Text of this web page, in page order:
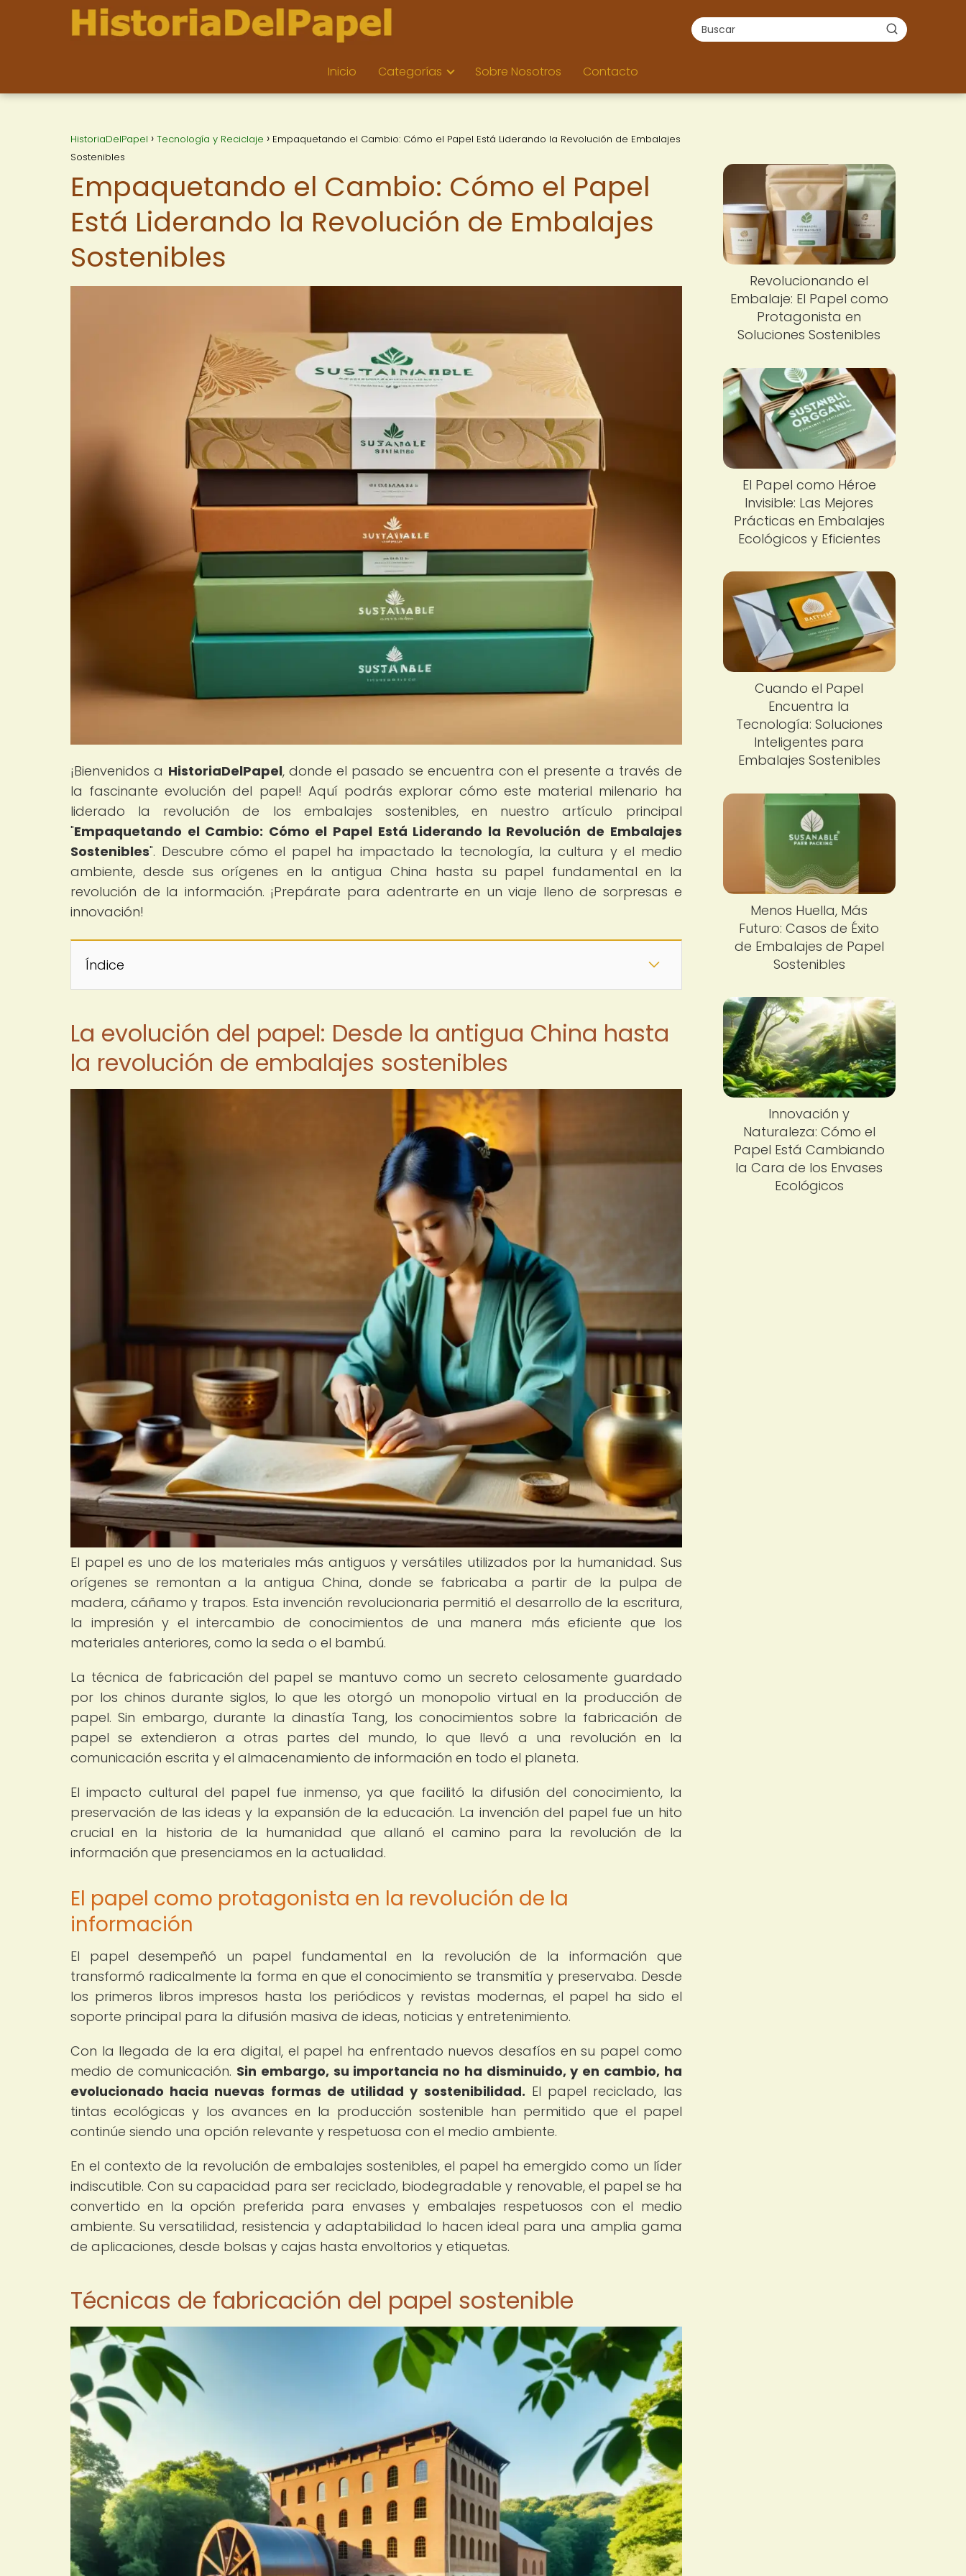
Inicio Categorías Sobre Nosotros Contacto
HistoriaDelPapel Tecnología y Reciclaje
Empaquetando el Cambio: Cómo el Papel Está Liderando la Revolución de Embalajes
Sostenibles
Empaquetando el Cambio: Cómo el Papel
Está Liderando la Revolución de Embalajes
Sostenibles
¡Bienvenidos a HistoriaDelPapel, donde el pasado se encuentra con el presente a través de
la fascinante evolución del papel! Aquí podrás explorar cómo este material milenario ha
liderado la revolución de los embalajes sostenibles, en nuestro artículo principal
"Empaquetando el Cambio: Cómo el Papel Está Liderando la Revolución de Embalajes
Sostenibles". Descubre cómo el papel ha impactado la tecnología, la cultura y el medio
ambiente, desde sus orígenes en la antigua China hasta su papel fundamental en la
revolución de la información. ¡Prepárate para adentrarte en un viaje lleno de sorpresas e
innovación!
Índice
La evolución del papel: Desde la antigua China hasta
la revolución de embalajes sostenibles
El papel es uno de los materiales más antiguos y versátiles utilizados por la humanidad. Sus
orígenes se remontan a la antigua China, donde se fabricaba a partir de la pulpa de
madera, cáñamo y trapos. Esta invención revolucionaria permitió el desarrollo de la escritura,
la impresión y el intercambio de conocimientos de una manera más eficiente que los
materiales anteriores, como la seda o el bambú.
La técnica de fabricación del papel se mantuvo como un secreto celosamente guardado
por los chinos durante siglos, lo que les otorgó un monopolio virtual en la producción de
papel. Sin embargo, durante la dinastía Tang, los conocimientos sobre la fabricación de
papel se extendieron a otras partes del mundo, lo que llevó a una revolución en la
comunicación escrita y el almacenamiento de información en todo el planeta.
El impacto cultural del papel fue inmenso, ya que facilitó la difusión del conocimiento, la
preservación de las ideas y la expansión de la educación. La invención del papel fue un hito
crucial en la historia de la humanidad que allanó el camino para la revolución de la
información que presenciamos en la actualidad.
El papel como protagonista en la revolución de la
información
El papel desempeñó un papel fundamental en la revolución de la información que
transformó radicalmente la forma en que el conocimiento se transmitía y preservaba. Desde
los primeros libros impresos hasta los periódicos y revistas modernas, el papel ha sido el
soporte principal para la difusión masiva de ideas, noticias y entretenimiento.
Con la llegada de la era digital, el papel ha enfrentado nuevos desafíos en su papel como
medio de comunicación. Sin embargo, su importancia no ha disminuido, y en cambio, ha
evolucionado hacia nuevas formas de utilidad y sostenibilidad. El papel reciclado, las
tintas ecológicas y los avances en la producción sostenible han permitido que el papel
continúe siendo una opción relevante y respetuosa con el medio ambiente.
En el contexto de la revolución de embalajes sostenibles, el papel ha emergido como un líder
indiscutible. Con su capacidad para ser reciclado, biodegradable y renovable, el papel se ha
convertido en la opción preferida para envases y embalajes respetuosos con el medio
ambiente. Su versatilidad, resistencia y adaptabilidad lo hacen ideal para una amplia gama
de aplicaciones, desde bolsas y cajas hasta envoltorios y etiquetas.
Técnicas de fabricación del papel sostenible
Revolucionando el
Embalaje: El Papel como
Protagonista en
Soluciones Sostenibles
El Papel como Héroe
Invisible: Las Mejores
Prácticas en Embalajes
Ecológicos y Eficientes
Cuando el Papel
Encuentra la
Tecnología: Soluciones
Inteligentes para
Embalajes Sostenibles
Menos Huella, Más
Futuro: Casos de Éxito
de Embalajes de Papel
Sostenibles
Innovación y
Naturaleza: Cómo el
Papel Está Cambiando
la Cara de los Envases
Ecológicos